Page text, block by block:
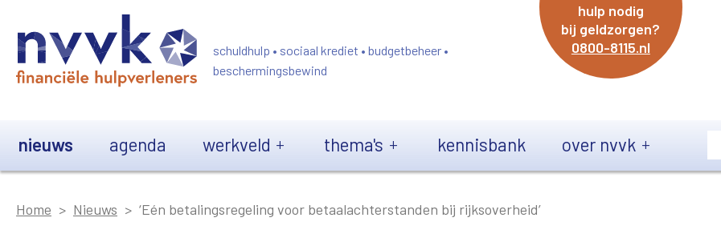
schuldhulp • sociaal krediet • budgetbeheer •
beschermingsbewind
hulp nodig
bij geldzorgen?
0800-8115.nl
nieuws agenda werkveld thema's kennisbank over nvvk
Home Nieuws ‘Eén betalingsregeling voor betaalachterstanden bij rijksoverheid’